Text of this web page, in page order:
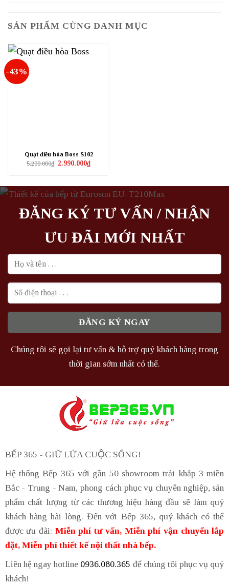
SẢN PHẨM CÙNG DANH MỤC
-43%
Quạt điều hòa Boss S102
5.200.000₫ Giá
2.990.000₫Giá
hiện
2.990.000₫.
ĐĂNG KÝ TƯ VẤN / NHẬN
ƯU ĐÃI MỚI NHẤT
Chúng tôi sẽ gọi lại tư vấn & hỗ trợ quý khách hàng trong
thời gian sớm nhất có thể.
BẾP 365 - GIỮ LỬA CUỘC SỐNG!
Hệ thống Bếp 365 với gần 50 showroom trải khắp 3 miền
Bắc - Trung - Nam, phong cách phục vụ chuyên nghiệp, sản
phẩm chất lượng từ các thương hiệu hàng đầu sẽ làm quý
khách hàng hài lòng. Đến với Bếp 365, quý khách có thể
được ưu đãi: Miễn phí tư vấn, Miễn phí vận chuyển lắp
đặt, Miễn phí thiết kế nội thất nhà bếp.
Liên hệ ngay hotline 0936.080.365 để chúng tôi phục vụ quý
khách!